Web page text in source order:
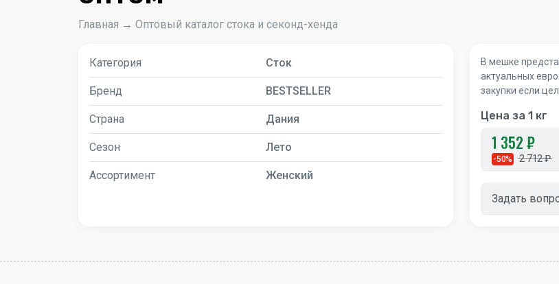
Главная → Оптовый каталог стока и секонд-хенда
Категория Сток
Бренд BESTSELLER
Страна Дания
Сезон Лето
Ассортимент Женский
В мешке
актуальных
закупки если
Цена за 1 кг
1 352 ₽
-50% 2 712 ₽
Задать